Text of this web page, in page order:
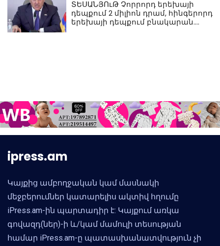
ՏԵՍԱՆՅՈւԹ Չորրորդ երեխայի
դեպքում 2 միլիոն դրամ, հինգերորդ
երեխայի դեպքում բնակարան.
ipress.am
Կայքից ամբողջական կամ մասնակի
մեջբերումներ կատարելիս ակտիվ հղումը
iPress.am-ին պարտադիր է: Կայքում առկա
գովազդ(ներ)-ի և/կամ մամուլի տեսության
համար iPress.am-ը պատասխանատվություն չի